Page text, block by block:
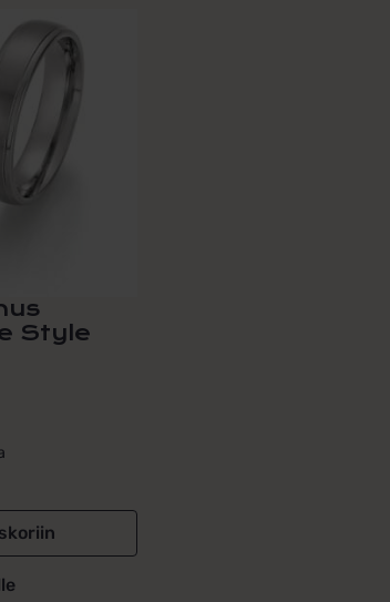
Style